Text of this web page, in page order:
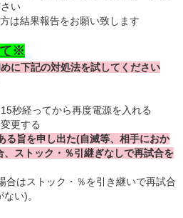
い
は結果報告をお願い致します
て※
に下記の対処法を試してください
秒経ってから再度電源を入れる
更する
旨を申し出た(自滅等、相手におか
、ストック・％引継ぎなしで再試合を
はストック・％を引き継いで再試合
い)。